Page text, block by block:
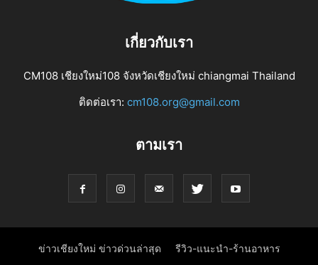
เกี่ยวกับเรา
CM108 เชียงใหม่108 จังหวัดเชียงใหม่ chiangmai Thailand
ติดต่อเรา: cm108.org@gmail.com
ตามเรา
ข่าวเชียงใหม่ ข่าวด่วนล่าสุด รีวิว-แนะนำ-ร้านอาหาร